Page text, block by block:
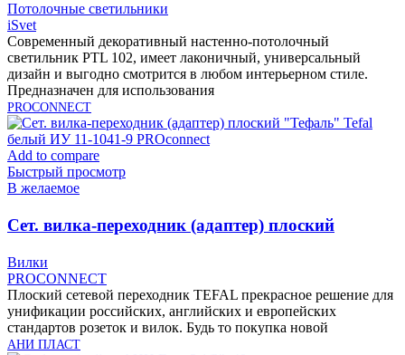
Потолочные светильники
iSvet
Современный декоративный настенно-потолочный
светильник PTL 102, имеет лаконичный, универсальный
дизайн и выгодно смотрится в любом интерьерном стиле.
Предназначен для использования
PROCONNECT
Add to compare
Быстрый просмотр
В желаемое
Cет. вилка-переходник (адаптер) плоский
Вилки
PROCONNECT
Плоский сетевой переходник TEFAL прекрасное решение для
унификации российских, английских и европейских
стандартов розеток и вилок. Будь то покупка новой
АНИ ПЛАСТ